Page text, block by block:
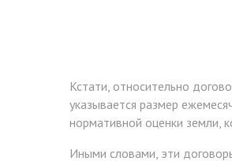
Кстати, относительно
указывается размер
нормативной оценки земли,
Иными словами, эти